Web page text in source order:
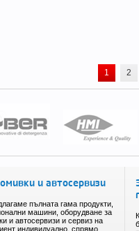
1 2
и автосервизи
пълната гама продукти,
машини, оборудване за
и автосервизи и сервиз на
индивидуално, спрямо